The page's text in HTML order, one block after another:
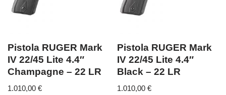
Pistola RUGER Mark
IV 22/45 Lite 4.4″
Champagne – 22 LR
1.010,00 €
Pistola RUGER Mark
IV 22/45 Lite 4.4″
Black – 22 LR
1.010,00€